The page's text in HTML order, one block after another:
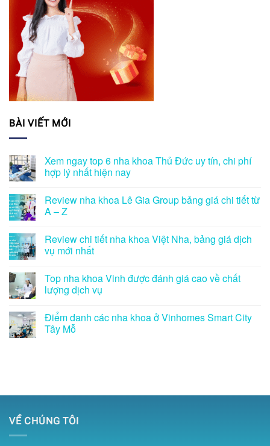
BÀI VIẾT MỚI
Xem ngay top 6 nha khoa Thủ Đức uy tín, chi phí
hợp lý nhất hiện nay
Review nha khoa Lê Gia Group bảng giá chi tiết từ
A – Z
Review chi tiết nha khoa Việt Nha, bảng giá dịch
vụ mới nhất
Top nha khoa Vinh được đánh giá cao về chất
lượng dịch vụ
Điểm danh các nha khoa ở Vinhomes Smart City
Tây Mỗ
VỀ CHÚNG TÔI